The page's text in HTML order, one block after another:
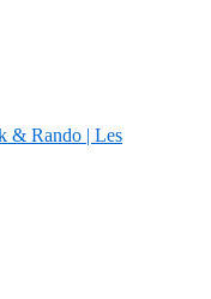
& Rando | Les